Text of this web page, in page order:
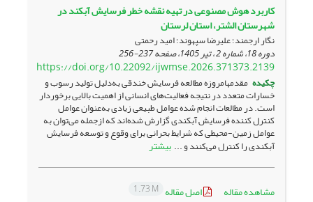
کاربرد هوش مصنوعی در تهیه نقشه خطر فرسایش آبکند در
شهرستان الشتر، استان لرستان
نگار ارجمند؛ علیرضا سپهوند؛ امید رحمتی
دوره 18، شماره 2 ، تیر 1405، صفحه 237-256
https://doi.org/10.22092/ijwmse.2026.371373.2139
چکیده مقدمهامروزه مطالعه فرسایش خندقی به‌‌دلیل تولید رسوب و
خسارات متعدد در نتیجه فعالیت‌های انسانی از اهمیت بالایی برخوردار
است. در مطالعات انجام شده عوامل طبیعی زیادی به‌عنوان عوامل
کنترل کننده فرسایش آبکندی گزارش شده‌اند که ازجمله می‌‌توان به
عوامل زمین-محیطی که شرایط بحرانی برای وقوع و توسعه فرسایش
آبکندی را کنترل می‌کنند و ... بیشتر
مشاهده مقاله اصل مقاله 1.73 M